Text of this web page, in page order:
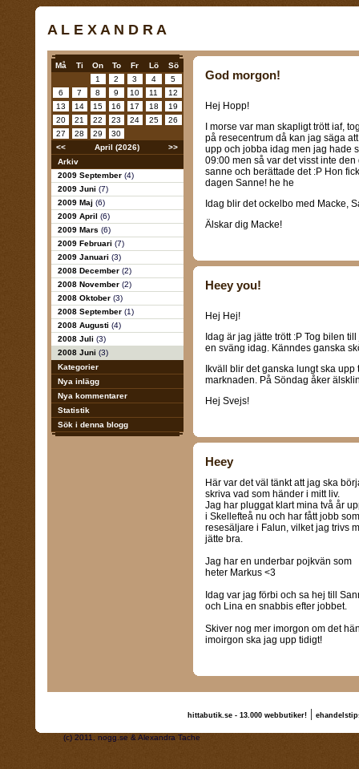
A L E X A N D R A
Må Ti On To Fr Lö
Sö
1
2 3 4
5
6
7 8 9 10 11
12
13
14 15 16 17 18
19
20
21 22 23 24 25
26
27
28 29
30
<<
April (2026)
>>
Arkiv
2009 September (4)
2009 Juni (7)
2009 Maj (6)
2009 April (6)
2009 Mars (6)
2009 Februari (7)
2009 Januari (3)
2008 December (2)
2008 November (2)
2008 Oktober (3)
2008 September (1)
2008 Augusti (4)
2008 Juli (3)
2008 Juni (3)
Kategorier
Nya inlägg
Nya kommentarer
Statistik
Sök i denna blogg
God morgon!
Hej Hopp!
I morse var man skapligt trött iaf,
på resecentrum då kan jag säga
upp och jobba idag men jag hade
09:00 men så var det visst inte
sanne och berättade det :P Hon
dagen Sanne! he he
Idag blir det ockelbo med Macke,
Älskar dig Macke!
Heey you!
Hej Hej!
Idag är jag jätte trött :P Tog bilen
en sväng idag. Känndes ganska
Ikväll blir det ganska lungt ska
marknaden. På Söndag åker
Hej Svejs!
Heey
Här var det väl tänkt att jag ska
skriva vad som händer i mitt liv.
Jag har pluggat klart mina två år
i Skellefteå nu och har fått jobb som
resesäljare i Falun, vilket jag trivs
jätte bra.
Jag har en underbar pojkvän som
heter Markus <3
Idag var jag förbi och sa hej till
och Lina en snabbis efter jobbet.
Skiver nog mer imorgon om det
imoirgon ska jag upp tidigt!
hittabutik.se - 13.000 webbutiker!|
(c) 2011, nogg.se & Alexandra Tache